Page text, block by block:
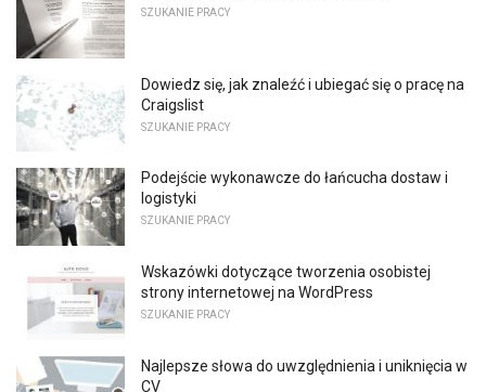
SZUKANIE PRACY
Dowiedz się, jak znaleźć i ubiegać się o pracę na
Craigslist
SZUKANIE PRACY
Podejście wykonawcze do łańcucha dostaw i
logistyki
SZUKANIE PRACY
Wskazówki dotyczące tworzenia osobistej
strony internetowej na WordPress
SZUKANIE PRACY
Najlepsze słowa do uwzględnienia i uniknięcia w
CV